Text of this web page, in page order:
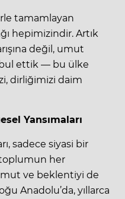
tamamlayan
hepimizindir. Artık
değil, umut
ettik — bu ülke
dirliğimizi daim
Yansımaları
sadece siyasi bir
toplumun her
ve beklentiyi de
Anadolu’da, yıllarca